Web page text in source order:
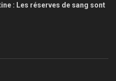
: Les réserves de sang sont